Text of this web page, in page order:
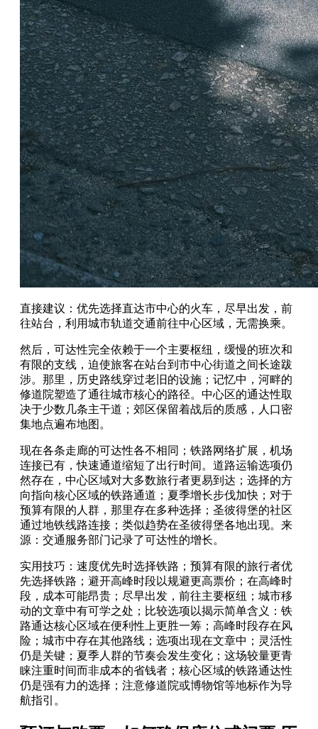
直接建议：优先选择直达市中心的火车，尽早出发，前
往站台，利用城市轨道交通前往中心区域，无需换乘。
然后，可达性完全依赖于一个主要枢纽，缓慢的班次和
有限的支线，迫使旅客在站台到市中心街道之间长途跋
涉。那里，历史路线穿过老旧的设施；记忆中，河畔的
修道院塑造了通往城市核心的路径。中心区的通达性取
决于少数几条主干道；郊区保留着战后的质感，人口密
集地点遍布地图。
现在各条走廊的可达性各不相同；铁路网络扩展，机场
连接已有，快速通道缩短了出行时间。道路运输选项仍
然存在，中心区域对大多数旅行者更易到达；选择的方
向指向核心区域的铁路通道；夏季增长步伐加快；对于
预算有限的人群，那里存在多种选择；圣彼得堡的社区
通过地铁线路连接；类似趋势在圣彼得堡各地出现。来
源：交通服务部门记录了可达性的增长。
实用技巧：速度优先时选择铁路；预算有限的旅行者优
先选择铁路；避开高峰时段以规避更高票价；在高峰时
段，成本可能昂贵；尽早出发，前往主要枢纽；城市移
动的文章中有可学之处；比较选项以揭示简单含义：铁
路通达核心区域在便利性上更胜一筹；高峰时段存在风
险；城市中存在其他路线；选项出现在文章中；灵活性
仍是关键；夏季人群的节奏会发生变化；这场较量更青
睐注重时间而非成本的省钱者；核心区域的铁路通达性
仍是强有力的选择；注意修道院或博物馆等地标作为导
航指引。